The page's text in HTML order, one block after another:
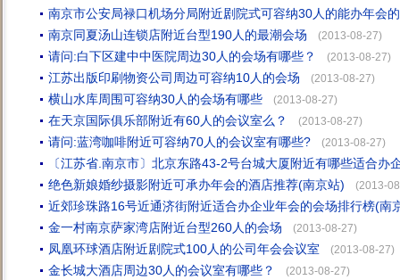
南京市公安局禄口机场分局附近剧院式可容纳30人的能办年会
南京同夏汤山连锁店附近台型190人的最潮会场
(2013-08-27)
请问:白下区建中中医院周边30人的会场有哪些？ (2013-08-27)
江苏出版印刷物资公司周边可容纳10人的会场 (2013-08-27)
横山水库周围可容纳30人的会场有哪些 (2013-08-27)
在天京国际俱乐部附近有60人的会议室么？ (2013-08-27)
请问:蓝湾咖啡附近可容纳70人的会议室有哪些? (2013-08-27)
〔江苏省.南京市〕北京东路43-2号台城大厦附近有哪些适合办
绝色新娘婚纱摄影附近可承办年会的酒店推荐(南京站)
(2013-
近郊珍珠路16号近通济街附近适合办企业年会的会场排行榜(南
金一村南京萨家湾店附近台型260人的会场
(2013-08-27)
凤凰环球酒店附近剧院式100人的公司年会会议室 (2013-08-27)
金长城大酒店周边30人的会议室有哪些？ (2013-08-27)